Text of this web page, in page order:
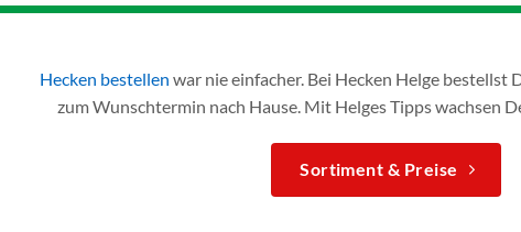
Hecken bestellen war nie einfacher. Bei Hecken Helge bestellst
zum Wunschtermin nach Hause. Mit Helges Tipps wachsen
Sortiment & Preise